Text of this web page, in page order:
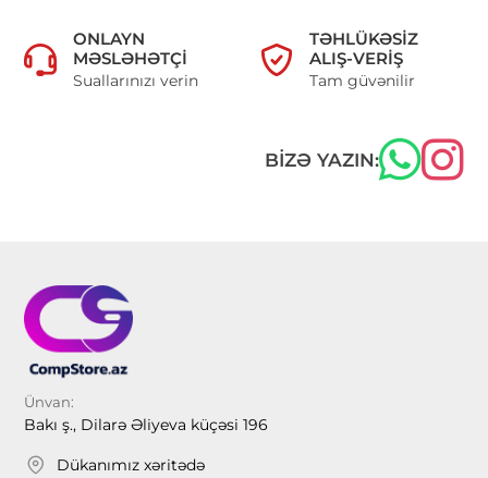
ONLAYN
MƏSLƏHƏTÇI
Suallarınızı verin
TƏHLÜKƏSIZ
ALIŞ-VERIŞ
Tam güvənilir
BIZƏ YAZIN:
Ünvan:
Bakı ş., Dilarə Əliyeva küçəsi 196
Dükanımız xəritədə